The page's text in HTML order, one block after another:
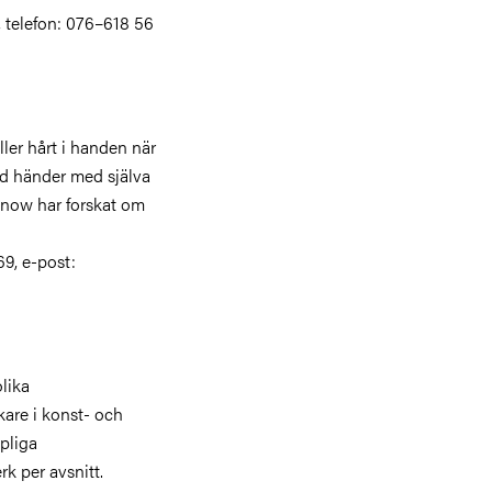
076–618 56
hårt i handen när
händer med själva
har forskat om
e-post:
i konst- och
per avsnitt.